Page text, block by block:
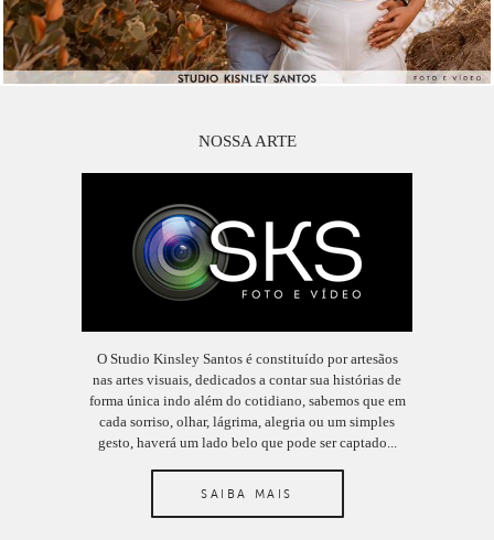
NOSSA ARTE
O Studio Kinsley Santos é constituído por artesãos
nas artes visuais, dedicados a contar sua histórias de
forma única indo além do cotidiano, sabemos que em
cada sorriso, olhar, lágrima, alegria ou um simples
gesto, haverá um lado belo que pode ser captado...
SAIBA MAIS